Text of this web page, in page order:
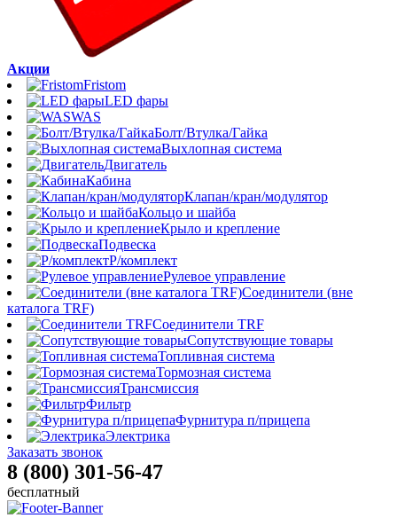
Акции
Fristom
LED фары
WAS
Болт/Втулка/Гайка
Выхлопная система
Двигатель
Кабина
Клапан/кран/модулятор
Кольцо и шайба
Крыло и крепление
Подвеска
Р/комплект
Рулевое управление
Соединители (вне
каталога TRF)
Соединители TRF
Сопутствующие товары
Топливная система
Тормозная система
Трансмиссия
Фильтр
Фурнитура п/прицепа
Электрика
Заказать звонок
8 (800) 301-56-47
бесплатный